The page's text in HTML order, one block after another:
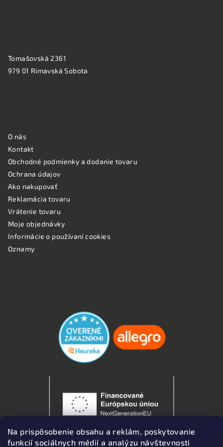
Na prispôsobenie obsahu a reklám, poskytovanie
funkcií sociálnych médií a analýzu návštevnosti
Tomašovská 2361
979 01 Rimavská Sobota
O nás
Kontakt
Obchodné podmienky a dodanie tovaru
Ochrana údajov
Ako nakupovať
Reklamácia tovaru
Vrátenie tovaru
Moje objednávky
Informácie o používaní cookies
Oznamy